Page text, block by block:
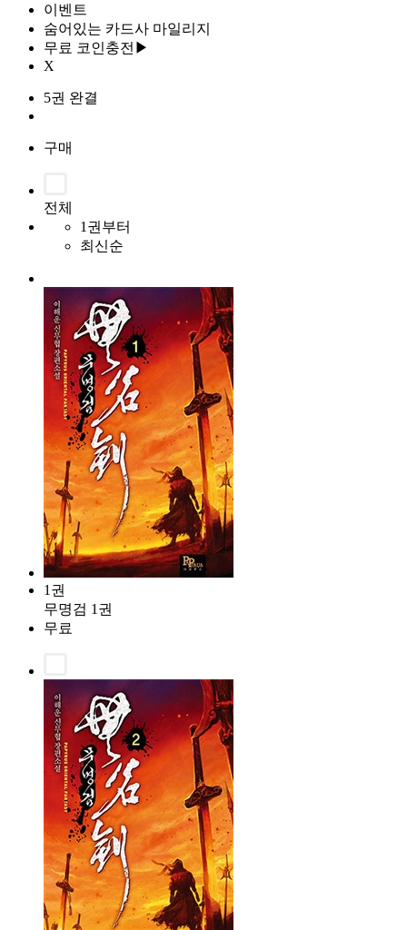
이벤트
숨어있는 카드사 마일리지
무료 코인충전▶
X
5권 완결
구매
전체
1권부터
최신순
1권
무명검 1권
무료